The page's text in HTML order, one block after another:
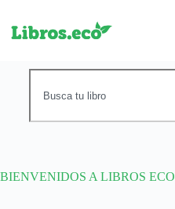
BIENVENIDOS A LIBROS ECO